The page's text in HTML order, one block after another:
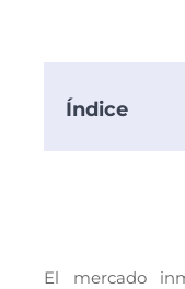
Índice
El mercado